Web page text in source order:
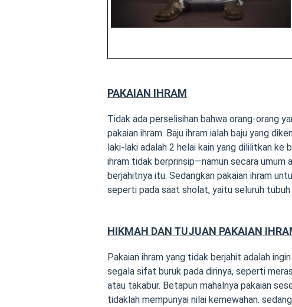
PAKAIAN IHRAM
Tidak ada perselisihan bahwa orang-orang
pakaian ihram. Baju ihram ialah baju yang
laki-laki adalah 2 helai kain yang dililitkan ke
ihram tidak berprinsip—namun secara umum
berjahitnya itu. Sedangkan pakaian ihram
seperti pada saat sholat, yaitu seluruh
HIKMAH DAN TUJUAN PAKAIAN
Pakaian ihram yang tidak berjahit adalah
segala sifat buruk pada dirinya, seperti
atau takabur. Betapun mahalnya pakaian
tidaklah mempunyai nilai kemewahan.